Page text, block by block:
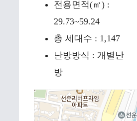
전용면적(㎡) :
29.73~59.24
총 세대수 : 1,147
난방방식 : 개별난
방